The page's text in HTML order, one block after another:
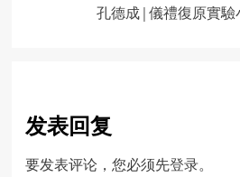
孔德成 | 儀禮復原實
发表回复
要发表评论，您必须先登录。